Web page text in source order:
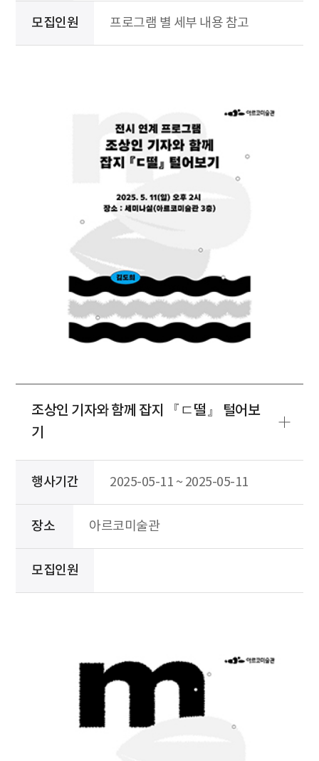
모집인원 프로그램 별 세부 내용 참고
조상인 기자와 함께 잡지 『ㄷ떨』 털어보
기
행사기간 2025-05-11 ~ 2025-05-11
장소 아르코미술관
모집인원